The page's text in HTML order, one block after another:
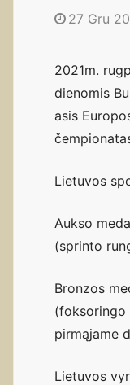
27 Gru
2021m.
dienomis
asis
Lietuvos
Aukso
(sprinto
Bronzos
(foksoringo
pirmąjame
Lietuvos